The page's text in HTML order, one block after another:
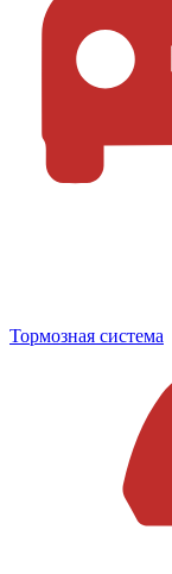
Тормозная система